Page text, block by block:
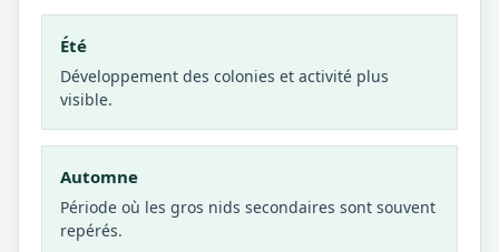
Été
Développement des colonies et activité plus
visible.
Automne
Période où les gros nids secondaires sont souvent
repérés.